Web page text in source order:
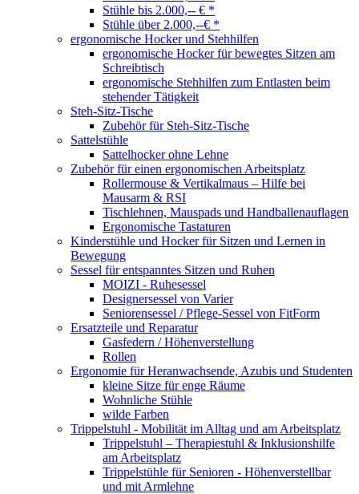
Stühle bis 2.000,-- € *
Stühle über 2.000,--€ *
ergonomische Hocker und Stehhilfen
ergonomische Hocker für bewegtes Sitzen am
Schreibtisch
ergonomische Stehhilfen zum Entlasten beim
stehender Tätigkeit
Steh-Sitz-Tische
Zubehör für Steh-Sitz-Tische
Sattelstühle
Sattelhocker ohne Lehne
Zubehör für einen ergonomischen Arbeitsplatz
Rollermouse & Vertikalmaus – Hilfe bei
Mausarm & RSI
Tischlehnen, Mauspads und Handballenauflagen
Ergonomische Tastaturen
Kinderstühle und Hocker für Sitzen und Lernen in
Bewegung
Sessel für entspanntes Sitzen und Ruhen
MOIZI - Ruhesessel
Designersessel von Varier
Seniorensessel / Pflege-Sessel von FitForm
Ersatzteile und Reparatur
Gasfedern / Höhenverstellung
Rollen
Ergonomie für Heranwachsende, Azubis und Studenten
kleine Sitze für enge Räume
Wohnliche Stühle
wilde Farben
Trippelstuhl - Mobilität im Alltag und am Arbeitsplatz
Trippelstuhl – Therapiestuhl & Inklusionshilfe
am Arbeitsplatz
Trippelstühle für Senioren - Höhenverstellbar
und mit Armlehne